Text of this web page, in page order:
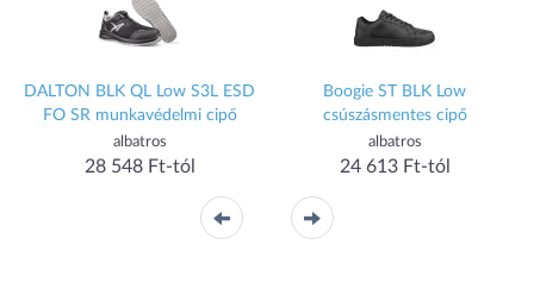
DALTON BLK QL Low S3L ESD
FO SR munkavédelmi cipő
albatros
28 548 Ft-tól
Boogie ST BLK Low
csúszásmentes cipő
albatros
24 613 Ft-tól